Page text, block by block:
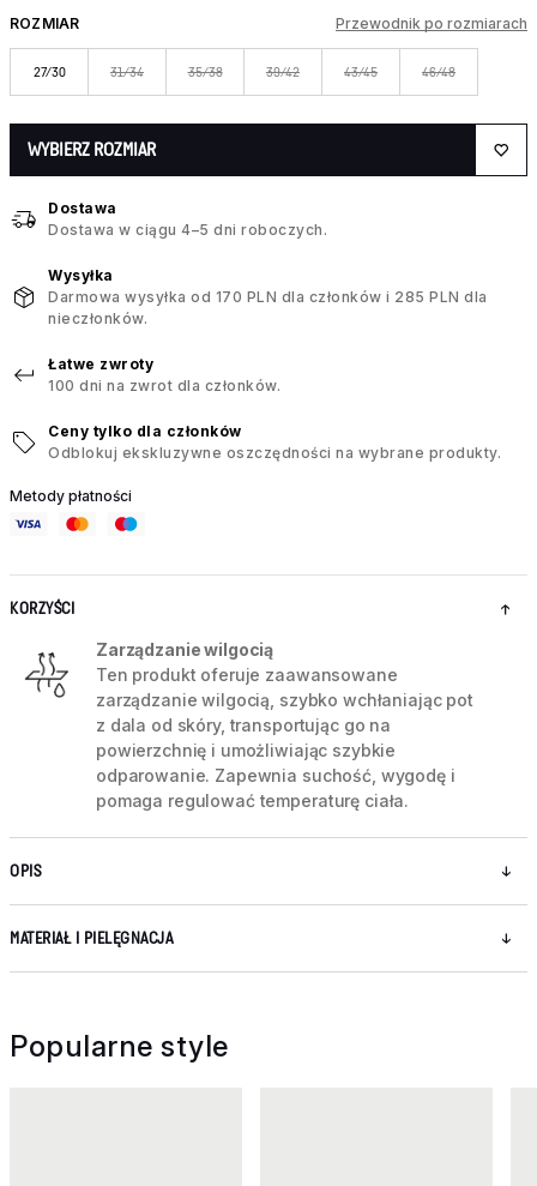
ROZMIAR Przewodnik po rozmiarach
27/30 31/34 35/38 39/42 43/45 46/48
WYBIERZ ROZMIAR
Dostawa
Dostawa w ciągu 4–5 dni roboczych.
Wysyłka
Darmowa wysyłka od 170 PLN dla członków i 285 PLN dla
nieczłonków.
Łatwe zwroty
100 dni na zwrot dla członków.
Ceny tylko dla członków
Odblokuj ekskluzywne oszczędności na wybrane produkty.
Metody płatności
KORZYŚCI
Zarządzanie wilgocią
Ten produkt oferuje zaawansowane
zarządzanie wilgocią, szybko wchłaniając pot
z dala od skóry, transportując go na
powierzchnię i umożliwiając szybkie
odparowanie. Zapewnia suchość, wygodę i
pomaga regulować temperaturę ciała.
OPIS
MATERIAŁ I PIELĘGNACJA
Popularne style